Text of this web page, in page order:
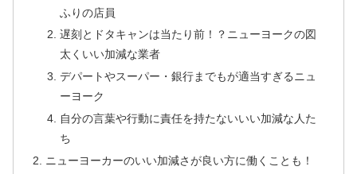
ふりの店員
遅刻とドタキャンは当たり前！？ニューヨークの図
太くいい加減な業者
デパートやスーパー・銀行までもが適当すぎるニュ
ーヨーク
自分の言葉や行動に責任を持たないいい加減な人た
ち
ニューヨーカーのいい加減さが良い方に働くことも！